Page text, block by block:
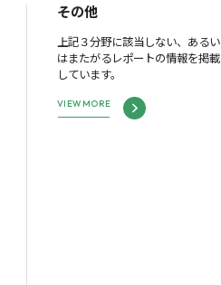
その他
上記３分野に該当しない、あるい
はまたがるレポートの情報を掲載
しています。
VIEW MORE